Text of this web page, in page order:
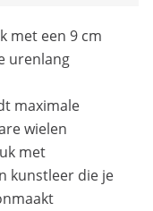
met een 9 cm
urenlang
maximale
wielen
met
kunstleer die je